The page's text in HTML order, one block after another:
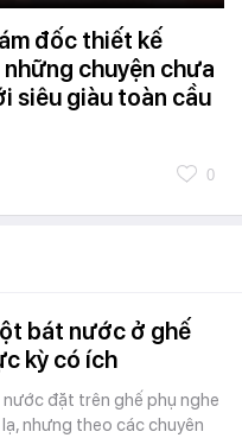
đốc thiết kế
chuyện chưa
siêu giàu toàn cầu
0
bát nước ở ghế
kỳ có ích
đặt trên ghế phụ nghe
lạ, nhưng theo các chuyên